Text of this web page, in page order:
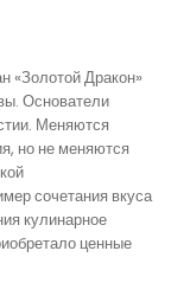
«Золотой Дракон»
Основатели
Меняются
но не меняются
сочетания вкуса
кулинарное
ценные